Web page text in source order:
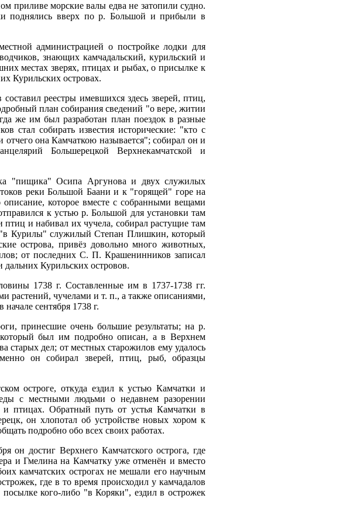
приливе морские валы едва не затопили судно.
поднялись вверх по р. Большой и прибыли в
администрацией о постройке лодки для
знающих камчадальский, курильский и
местах зверях, птицах и рыбах, о присылке к
Курильских островах.
реестры имевшихся здесь зверей, птиц,
план собирания сведений "о вере, житии
же им был разработан план поездок в разные
стал собирать известия исторические: "кто с
отчего она Камчаткою называется"; собирал он и
Большерецкой Верхнекамчатской и
"пищика" Осипа Аргунова и двух служилых
реки Большой Баани и к "горящей" горе на
которое вместе с собранными вещами
к устью р. Большой для установки там
и набивал их чучела, собирал растущие там
Курилы" служилый Степан Плишкин, который
острова, привёз довольно много животных,
от последних С. П. Крашенинников записал
Курильских островов.
1738 г. Составленные им в 1737-1738 гг.
растений, чучелами и т. п., а также описаниями,
сентября 1738 г.
принесшие очень большие результаты; на р.
был им подробно описан, а в Верхнем
старых дел; от местных старожилов ему удалось
он собирал зверей, птиц, рыб, образцы
остроге, откуда ездил к устью Камчатки и
с местными людьми о недавнем разорении
птицах. Обратный путь от устья Камчатки в
он хлопотал об устройстве новых хором к
подробно обо всех своих работах.
он достиг Верхнего Камчатского острога, где
и Гмелина на Камчатку уже отменён и вместо
камчатских острогах не мешали его научным
где в то время происходил у камчадалов
кого-либо "в Коряки", ездил в острожек